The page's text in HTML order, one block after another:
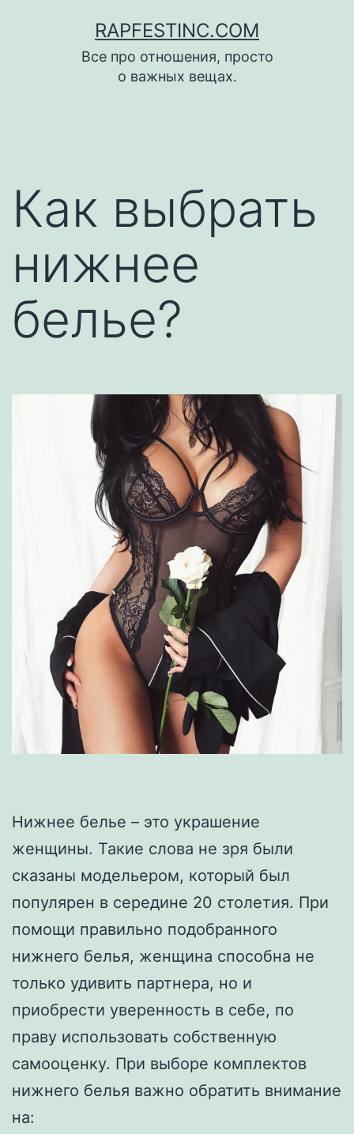
RAPFESTINC.COM
Все про отношения, просто
о важных вещах.
Как выбрать
нижнее
белье?
Нижнее белье – это украшение
женщины. Такие слова не зря были
сказаны модельером, который был
популярен в середине 20 столетия. При
помощи правильно подобранного
нижнего белья, женщина способна не
только удивить партнера, но и
приобрести уверенность в себе, по
праву использовать собственную
самооценку. При выборе комплектов
нижнего белья важно обратить внимание
на: